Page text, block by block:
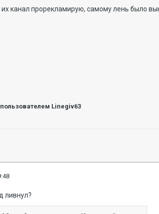
их канал прорекламирую, самому лень было
пользователем Linegiv63
ливнул?